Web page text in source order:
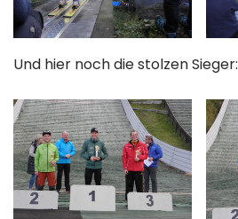
Und hier noch die stolzen Sieger: